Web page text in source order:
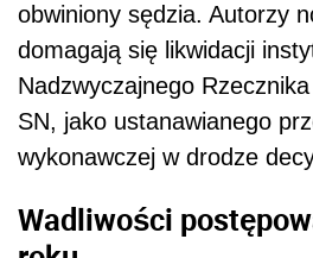
obwiniony sędzia. Autorzy
domagają się likwidacji
Nadzwyczajnego
SN, jako ustanawianego
wykonawczej w drodze
Wadliwości